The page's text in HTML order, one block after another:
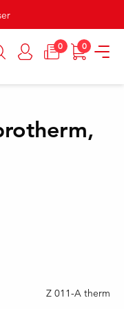
0 0
Z 011-A therm